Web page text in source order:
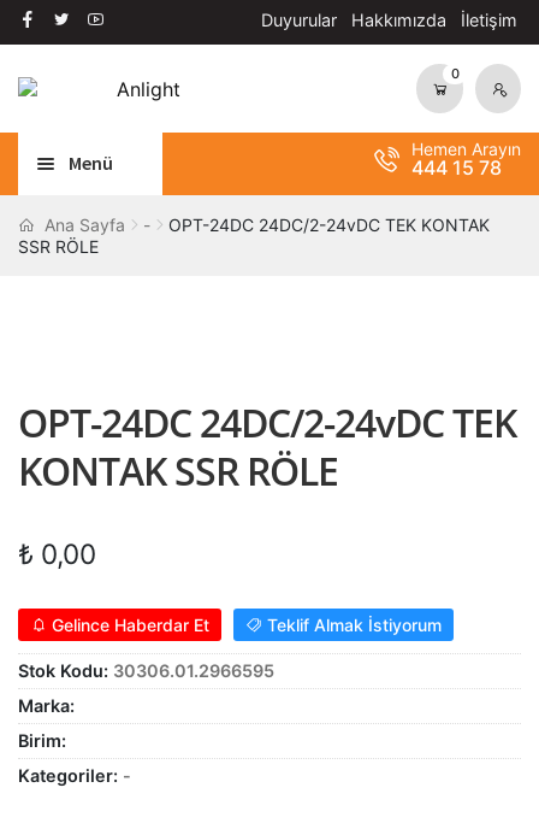
Duyurular Hakkımızda İletişim
Dolaşıma
İçeriğe
0
Menü
AYDINLATMA
Alt
BANT / YAPIŞTIRICILAR
KABLO
SARF MALZEME
PANOLAR
Alt
ASPİRATÖRLER
Hemen Arayın
444 15 78
Ana Sayfa -
OPT-24DC 24DC/2-24vDC TEK KONTAK
SSR RÖLE
OPT-24DC 24DC/2-24vDC TEK
KONTAK SSR RÖLE
₺ 0,00
Gelince Haberdar Et Teklif Almak İstiyorum
Stok Kodu: 30306.01.2966595
Marka:
Birim:
Kategoriler: -